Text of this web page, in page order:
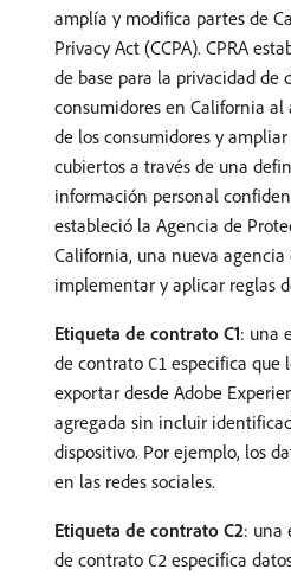
amplía y modifica partes de
Privacy Act (CCPA). CPRA
de base para la privacidad de
consumidores en California
de los consumidores y
cubiertos a través de una
información personal
estableció la Agencia de
California, una nueva agencia
implementar y aplicar reglas
Etiqueta de contrato C1: una
de contrato C1 especifica que
exportar desde Adobe
agregada sin incluir
dispositivo. Por ejemplo, los
en las redes sociales.
Etiqueta de contrato C2: una
de contrato C2 especifica